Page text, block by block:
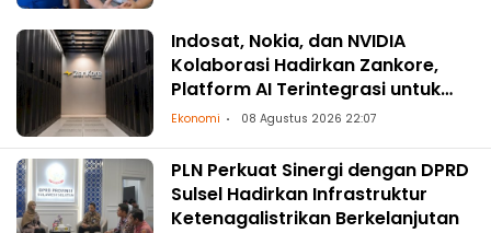
Indosat, Nokia, dan NVIDIA
Kolaborasi Hadirkan Zankore,
Platform AI Terintegrasi untuk
Asia-Pasifik
Ekonomi 08 Agustus 2026 22:07
PLN Perkuat Sinergi dengan DPRD
Sulsel Hadirkan Infrastruktur
Ketenagalistrikan Berkelanjutan